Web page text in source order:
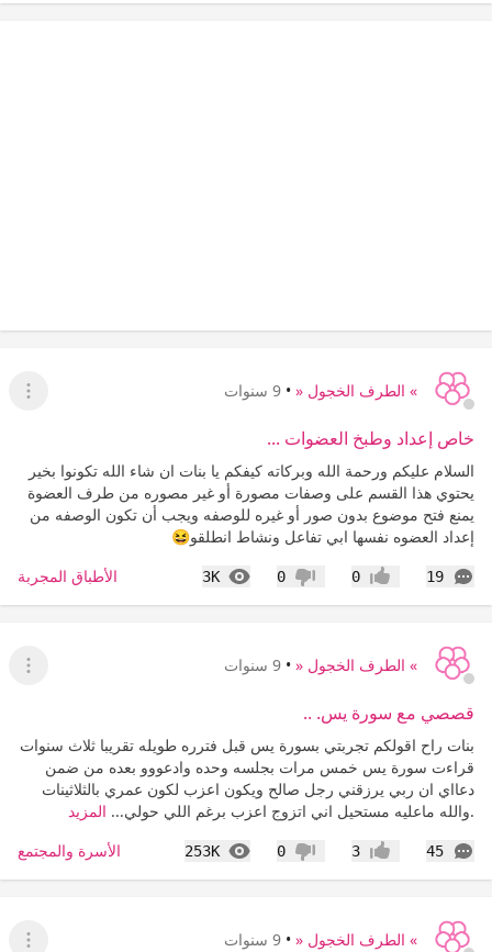
» الطرف الخجول « • 9 سنوات
عرض
خاص إعداد وطبخ العضوات ...
السلام عليكم ورحمة الله وبركاته كيفكم يا بنات ان شاء الله تكونوا بخير
يحتوي هذا القسم على وصفات مصورة أو غير مصوره من طرف العضوة
يمنع فتح موضوع بدون صور أو غيره للوصفه ويجب أن تكون الوصفه من
إعداد العضوه نفسها ابي تفاعل ونشاط انطلقو😆
19
التعليقات إعجاب0 عدم إعجاب
0
3K
المشاهدات الأطباق المجربة
» الطرف الخجول « • 9 سنوات
عرض
قصصي مع سورة يس. ..
بنات راح اقولكم تجربتي بسورة يس قبل فترره طويله تقريبا ثلاث سنوات
قراءت سورة يس خمس مرات بجلسه وحده وادعووو بعده من ضمن
دعااي ان ربي يرزقني رجل صالح ويكون اعزب لكون عمري بالثلاثينات
.والله ماعليه مستحيل اني اتزوج اعزب برغم اللي حولي... المزيد
45
التعليقات إعجاب3 عدم إعجاب
0
253K
المشاهدات الأسرة والمجتمع
» الطرف الخجول « • 9 سنوات